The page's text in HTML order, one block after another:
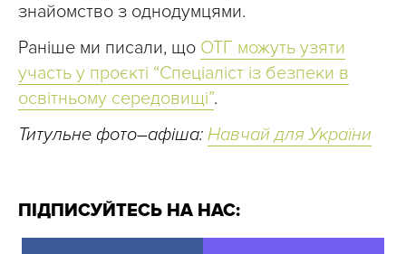
знайомство з однодумцями.
Раніше ми писали, що ОТГ можуть узяти
участь у проєкті “Спеціаліст із безпеки в
освітньому середовищі”.
Титульне фото–афіша: Навчай для України
ПІДПИСУЙТЕСЬ НА НАС: